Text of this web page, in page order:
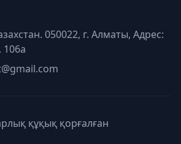
050022, г. Алматы, Адрес:
құқық қорғалған